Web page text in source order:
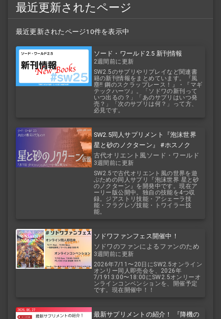
最近更新されたページ
最近更新されたページ10件を表示中
ソード・ワールド2.5 新刊情報
2週間前に更新
SW2.5のサプリやリプレイなど関連書
籍の新刊情報をまとめています。『風
塵!! 鋼のスクラップレース！』・『マギ
テックハーツ』。「ソドワの新刊って
いつ出るの？」「あのサプリはいつ発
売？」「次のサプリは何？」って方、
必見です。
SW2.5同人サプリメント『泡沫世界
星と砂のノクターン』 #ホスノク
古代オリエント風ソード・ワールド
2.5
3週間前に更新
SW2.5で古代オリエント風の世界を遊
ぶための同人サプリ『泡沫世界 星と砂
のノクターン』を開発中です。現在ア
ーリー版公開中。独自の技能を4つ収
録。ジアストリ技能・アシェーラ技
能・フラグレゾ技能・トワイラー技
能。
ソドワファンフェス開催中！
ソドワのファンによるファンのため
のお祭り！
3週間前に更新
2026年7/11〜20日にSW2.5オンライン
オンリー同人即売会を、2026年
7/1913:00〜18:00にSW2.5オンリーオ
ンラインコンベンションを、開催予定
です。現在開催中！！
最新サプリメントの紹介！ 『降機の